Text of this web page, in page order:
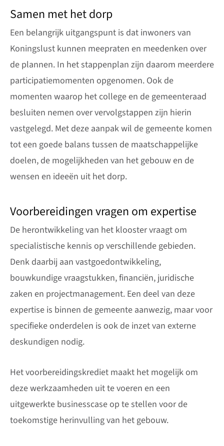
Samen met het dorp
Een belangrijk uitgangspunt is dat inwoners van
Koningslust kunnen meepraten en meedenken over
de plannen. In het stappenplan zijn daarom meerdere
participatiemomenten opgenomen. Ook de
momenten waarop het college en de gemeenteraad
besluiten nemen over vervolgstappen zijn hierin
vastgelegd. Met deze aanpak wil de gemeente komen
tot een goede balans tussen de maatschappelijke
doelen, de mogelijkheden van het gebouw en de
wensen en ideeën uit het dorp.
Voorbereidingen vragen om expertise
De herontwikkeling van het klooster vraagt om
specialistische kennis op verschillende gebieden.
Denk daarbij aan vastgoedontwikkeling,
bouwkundige vraagstukken, financiën, juridische
zaken en projectmanagement. Een deel van deze
expertise is binnen de gemeente aanwezig, maar voor
specifieke onderdelen is ook de inzet van externe
deskundigen nodig.
Het voorbereidingskrediet maakt het mogelijk om
deze werkzaamheden uit te voeren en een
uitgewerkte businesscase op te stellen voor de
toekomstige herinvulling van het gebouw.